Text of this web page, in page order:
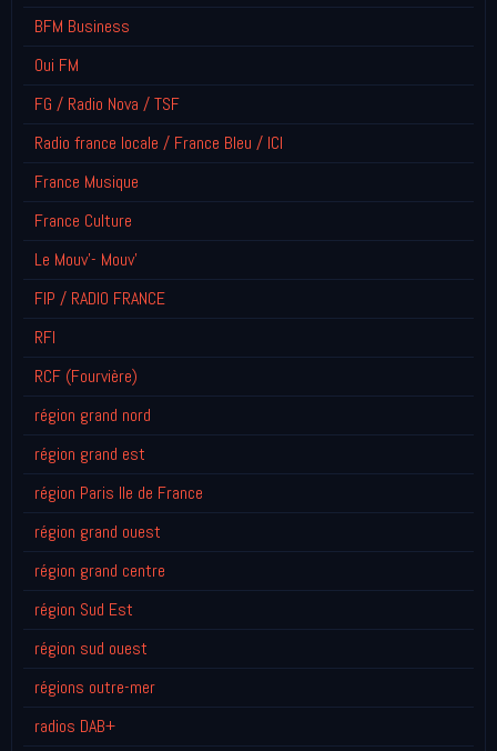
BFM Business
Oui FM
FG / Radio Nova / TSF
Radio france locale / France Bleu / ICI
France Musique
France Culture
Le Mouv'- Mouv'
FIP / RADIO FRANCE
RFI
RCF (Fourvière)
région grand nord
région grand est
région Paris Ile de France
région grand ouest
région grand centre
région Sud Est
région sud ouest
régions outre-mer
radios DAB+